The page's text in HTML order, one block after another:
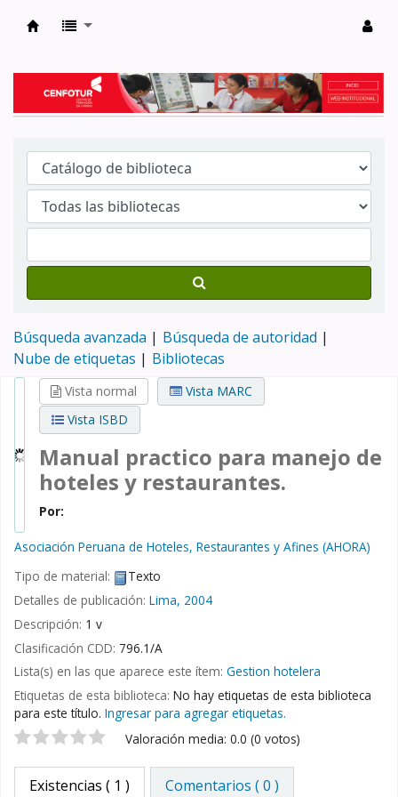
Búsqueda avanzada
Búsqueda de autoridad
Nube de etiquetas
Bibliotecas
Vista normal
Vista MARC
Vista ISBD
Manual practico para manejo de
hoteles y restaurantes.
Por:
Asociación Peruana de Hoteles, Restaurantes y Afines (AHORA)
Tipo de material:
Texto
Detalles de publicación: Lima, 2004
Descripción: 1 v
Clasificación CDD: 796.1/A
Lista(s) en las que aparece este ítem: Gestion hotelera
Etiquetas de esta biblioteca: No hay etiquetas de esta biblioteca
para este título. Ingresar para agregar etiquetas.
Valoración Valoración media: 0.0 (0 votos)
Existencias ( 1 ) Comentarios ( 0 )